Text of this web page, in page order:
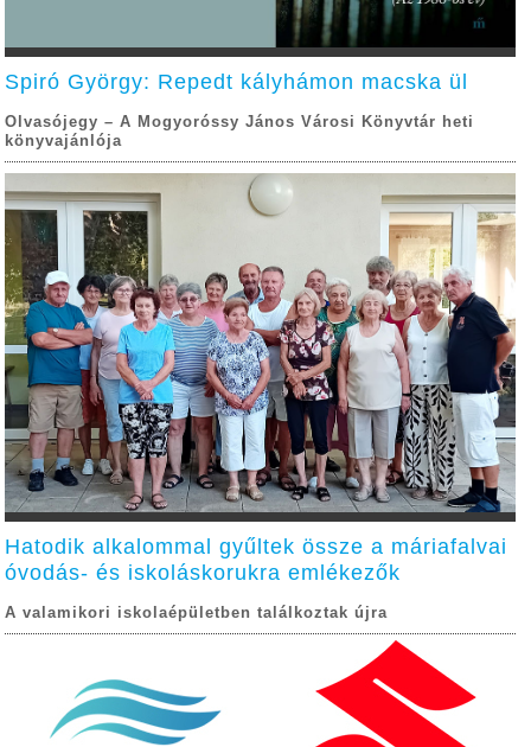
Spiró György: Repedt kályhámon macska ül
Olvasójegy – A Mogyoróssy János Városi Könyvtár heti
könyvajánlója
Hatodik alkalommal gyűltek össze a máriafalvai
óvodás- és iskoláskorukra emlékezők
A valamikori iskolaépületben találkoztak újra